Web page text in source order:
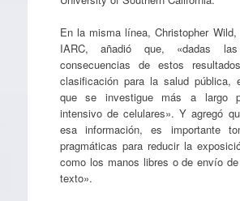
En la misma línea, Christopher
IARC, añadió que, «dadas las
consecuencias de estos
clasificación para la salud pública,
que se investigue más a largo
intensivo de celulares». Y agregó
esa información, es importante
pragmáticas para reducir la
como los manos libres o de envío
texto».